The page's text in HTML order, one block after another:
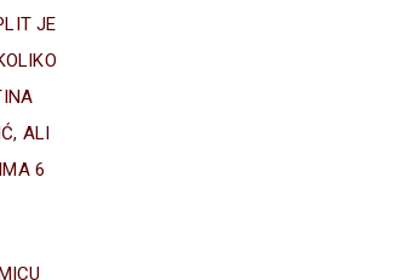
JE
ALI
6